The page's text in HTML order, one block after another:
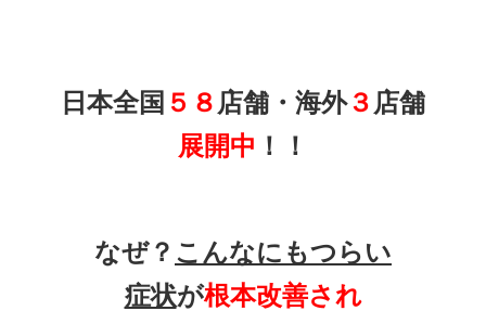
日本全国 ５８ 店舗・海外３ 店舗
展開中 ！！
なぜ？ こんなにもつらい
症状が根本改善され